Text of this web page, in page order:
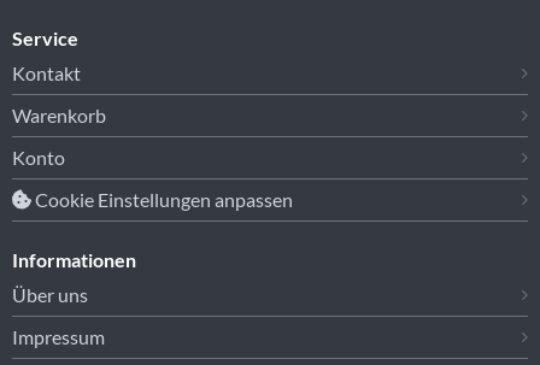
Service
Kontakt
Warenkorb
Konto
Cookie Einstellungen anpassen
Informationen
Über uns
Impressum